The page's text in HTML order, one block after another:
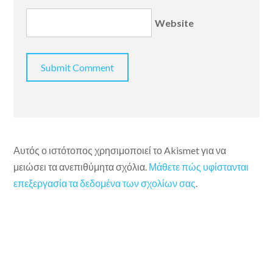
Website
Αυτός ο ιστότοπος χρησιμοποιεί το Akismet για να
μειώσει τα ανεπιθύμητα σχόλια. Μάθετε πώς υφίστανται
επεξεργασία τα δεδομένα των σχολίων σας.